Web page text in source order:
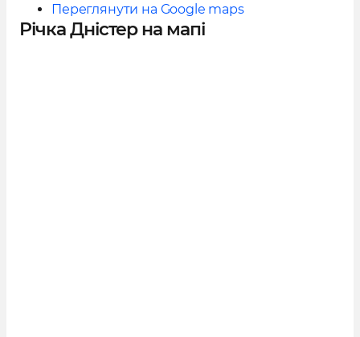
Переглянути на Google maps
Річка Дністер на мапі